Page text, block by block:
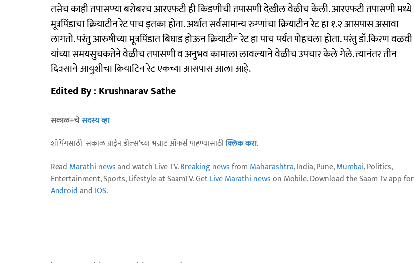
तसेच काही तपासण्या बरोबरच आरएफटी ही किडणीची तपासणी देखील वेळीच केली. आरएफटी तपासणी मध्ये
मूत्रपिंडाचा क्रियाटीन रेट पाच इतका होता. अर्थात सर्वसामान्य रुग्णांचा क्रियाटीन रेट हा १.२ आसपास असावा
लागतो. परंतु आरुषीच्या मूत्रपिंडात बिघाड होऊन क्रियाटीन रेट हा पाच पर्यंत पोहचला होता. परंतु डॉ.किरण वळवी
यांच्या समयसुचकतेने वेळीच तपासणी व अनुभव कामाला लावल्याने वेळीच उपचार केले गेले. त्यानंतर तीन
दिवसाने आयुशीचा क्रियाटिन रेट एकच्या आसपास आला आहे.
Edited By : Krushnarav Sathe
सकाळ+चेसदस्य व्हा
शॉपिंगसाठी 'सकाळ प्राईम डील्स'च्या भन्नाट ऑफर्स पाहण्यासाठीक्लिक करा.
Read Marathi newsand watch Live TV.Breaking newsfrom Maharashtra, India, Pune,Mumbai, Politics,
Entertainment, Sports, Lifestyle at SaamTV. GetLive Marathi newson Mobile. Download the Saam Tv app for
Androidand IOS.